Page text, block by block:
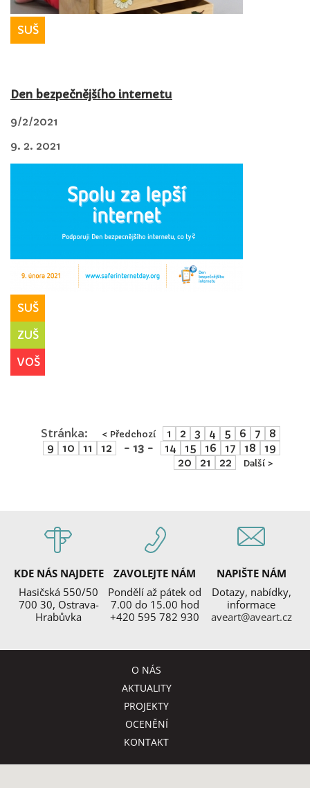
SUŠ
Den bezpečnějšího internetu
9/2/2021
9. 2. 2021
SUŠ
ZUŠ
VOŠ
Stránka: < Předchozí 1 2 3 4 5 6 7
8
9
10 11 12 - 13 - 14 15 16 17 18
19
20
21 22 Další >
KDE NÁS NAJDETE
Hasičská 550/50
700 30, Ostrava-
Hrabůvka
ZAVOLEJTE NÁM
Pondělí až pátek od
7.00 do 15.00 hod
+420 595 782 930
NAPIŠTE NÁM
Dotazy, nabídky,
informace
aveart@aveart.cz
O NÁS
AKTUALITY
PROJEKTY
OCENĚNÍ
KONTAKT